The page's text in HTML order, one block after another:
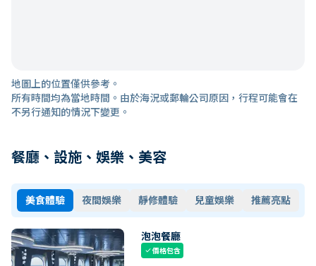
地圖上的位置僅供參考。
所有時間均為當地時間。由於海況或郵輪公司原因，行程可能會在
不另行通知的情況下變更。
餐廳、設施、娛樂、美容
美食體驗 夜間娛樂 靜修體驗 兒童娛樂 推薦亮點
泡泡餐廳
check價格包含